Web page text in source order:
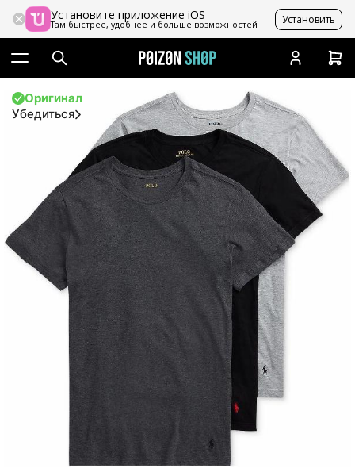
Установите приложение iOS
Там быстрее, удобнее и больше возможностей Установить
Оригинал
Убедиться